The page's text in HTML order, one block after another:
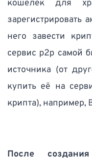
кошелек для
зарегистрировать
него завести
сервис p2p самой
источника (от
купить её на
крипта), например,
После